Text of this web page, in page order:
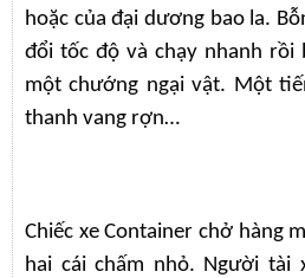
hoặc của đại dương bao la.
đổi tốc độ và chạy nhanh rồi
một chướng ngại vật. Một
thanh vang rợn…
Chiếc xe Container chở hàng
hai cái chấm nhỏ. Người